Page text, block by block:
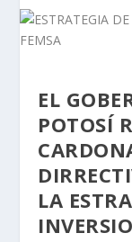
EL
POTOSÍ
LA